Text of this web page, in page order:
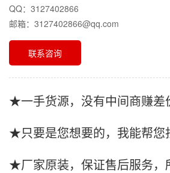
QQ：3127402866
邮箱：3127402866@qq.com
联系咨询
★一手货源，没有中间商赚差
★只要是您想要的，我能帮您
★厂家原装，保证售后服务，